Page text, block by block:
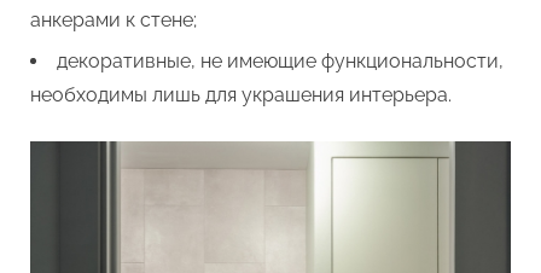
анкерами к стене;
декоративные, не имеющие функциональности,
необходимы лишь для украшения интерьера.